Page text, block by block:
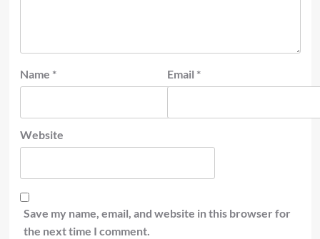
Name * Email *
Website
Save my name, email, and website in this browser for
the next time I comment.